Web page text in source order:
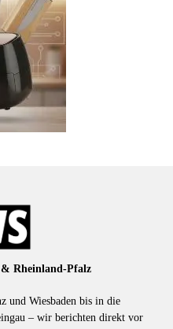
& Rheinland-Pfalz
und Wiesbaden bis in die
– wir berichten direkt vor